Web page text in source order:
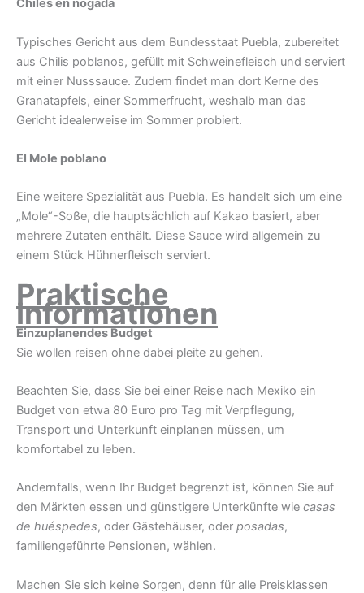
Chiles en nogada
Typisches Gericht aus dem Bundesstaat Puebla, zubereitet
aus Chilis poblanos, gefüllt mit Schweinefleisch und serviert
mit einer Nusssauce. Zudem findet man dort Kerne des
Granatapfels, einer Sommerfrucht, weshalb man das
Gericht idealerweise im Sommer probiert.
El Mole poblano
Eine weitere Spezialität aus Puebla. Es handelt sich um eine
„Mole“-Soße, die hauptsächlich auf Kakao basiert, aber
mehrere Zutaten enthält. Diese Sauce wird allgemein zu
einem Stück Hühnerfleisch serviert.
Praktische
Informationen
Einzuplanendes Budget
Sie wollen reisen ohne dabei pleite zu gehen.
Beachten Sie, dass Sie bei einer Reise nach Mexiko ein
Budget von etwa 80 Euro pro Tag mit Verpflegung,
Transport und Unterkunft einplanen müssen, um
komfortabel zu leben.
Andernfalls, wenn Ihr Budget begrenzt ist, können Sie auf
den Märkten essen und günstigere Unterkünfte wie casas
de huéspedes, oder Gästehäuser, oder posadas,
familiengeführte Pensionen, wählen.
Machen Sie sich keine Sorgen, denn für alle Preisklassen